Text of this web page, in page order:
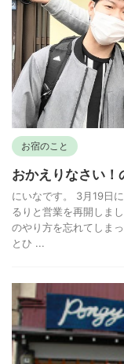
お宿のこと
おかえりなさい！
にいなです。 3月19日
るりと営業を再開しま
のやり方を忘れてしま
とひ ...